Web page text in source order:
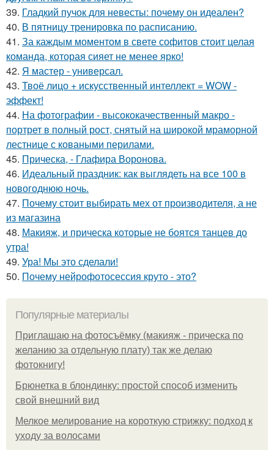
39. Гладкий пучок для невесты: почему он идеален?
40. В пятницу тренировка по расписанию.
41. За каждым моментом в свете софитов стоит целая
команда, которая сияет не менее ярко!
42. Я мастер - универсал.
43. Твоё лицо + искусственный интеллект = WOW -
эффект!
44. На фотографии - высококачественный макро -
портрет в полный рост, снятый на широкой мраморной
лестнице с коваными перилами.
45. Прическа, - Глафира Воронова.
46. Идеальный праздник: как выглядеть на все 100 в
новогоднюю ночь.
47. Почему стоит выбирать мех от производителя, а не
из магазина
48. Макияж, и прическа которые не боятся танцев до
утра!
49. Ура! Мы это сделали!
50. Почему нейрофотосессия круто - это?
Популярные материалы
Приглашаю на фотосъёмку (макияж - прическа по
желанию за отдельную плату) так же делаю
фотокнигу!
Брюнетка в блондинку: простой способ изменить
свой внешний вид
Мелкое мелирование на короткую стрижку: подход к
уходу за волосами